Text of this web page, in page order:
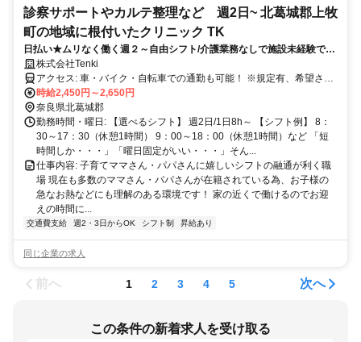
診察サポートやカルテ整理など 週2日~ 北葛城郡上牧
町の地域に根付いたクリニック TK
日払い★ムリなく働く週２～自由シフト/介護業務なしで施設未経験でも
始めやすい職場★
株式会社Tenki
アクセス: 車・バイク・自転車での通勤も可能！ ※規定有、希望され
る場合は事前にお知らせください。
時給2,450円～2,650円
奈良県北葛城郡
勤務時間・曜日: 【選べるシフト】 週2日/1日8h～ 【シフト例】 8：
30～17：30（休憩1時間） 9：00～18：00（休憩1時間）など 「短
時間しか・・・」「曜日固定がいい・・・」そん...
仕事内容: 子育てママさん・パパさんに嬉しいシフトの融通が利く職
場 現在も多数のママさん・パパさんが在籍されている為、お子様の
急なお熱などにも理解のある環境です！ 家の近くで働けるのでお迎
えの時間に...
交通費支給 週2・3日からOK シフト制 昇給あり
同じ企業の求人
前へ 1 2 3 4 5 次へ
この条件の新着求人を受け取る